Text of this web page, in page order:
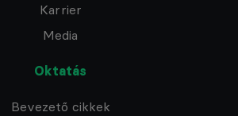
Karrier
Media
Oktatás
Bevezető cikkek